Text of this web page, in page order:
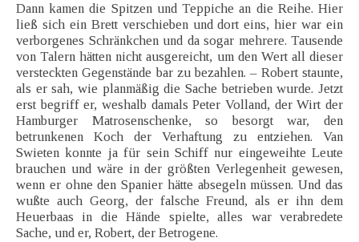
Dann kamen die Spitzen und Teppiche an die Reihe. Hier
ließ sich ein Brett verschieben und dort eins, hier war ein
verborgenes Schränkchen und da sogar mehrere. Tausende
von Talern hätten nicht ausgereicht, um den Wert all dieser
versteckten Gegenstände bar zu bezahlen. – Robert staunte,
als er sah, wie planmäßig die Sache betrieben wurde. Jetzt
erst begriff er, weshalb damals Peter Volland, der Wirt der
Hamburger Matrosenschenke, so besorgt war, den
betrunkenen Koch der Verhaftung zu entziehen. Van
Swieten konnte ja für sein Schiff nur eingeweihte Leute
brauchen und wäre in der größten Verlegenheit gewesen,
wenn er ohne den Spanier hätte absegeln müssen. Und das
wußte auch Georg, der falsche Freund, als er ihn dem
Heuerbaas in die Hände spielte, alles war verabredete
Sache, und er, Robert, der Betrogene.